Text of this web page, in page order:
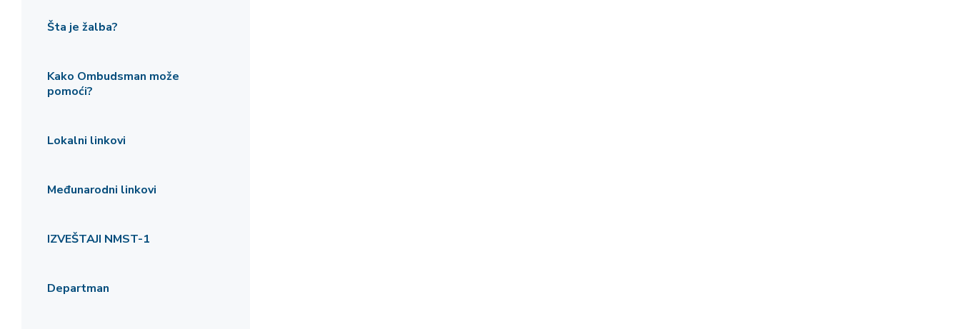
Šta je žalba?
Kako Ombudsman može
pomoći?
Lokalni linkovi
Međunarodni linkovi
IZVEŠTAJI NMST-1
Departman